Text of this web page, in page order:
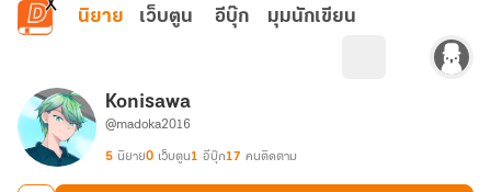
ข้ามไปยังเนื้อหาหลัก
นิยาย เว็บตูน อีบุ๊ก มุมนักเขียน
Konisawa
@madoka2016
5 นิยาย0 เว็บตูน1 อีบุ๊ก17 คนติดตาม